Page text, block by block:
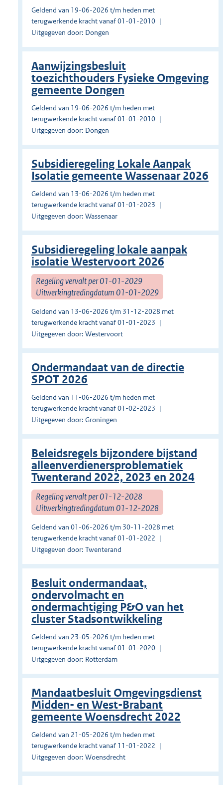
Geldend van 19-06-2026 t/m heden met
terugwerkende kracht vanaf 01-01-2010
Uitgegeven door: Dongen
Aanwijzingsbesluit
toezichthouders Fysieke Omgeving
gemeente Dongen
Geldend van 19-06-2026 t/m heden met
terugwerkende kracht vanaf 01-01-2010
Uitgegeven door: Dongen
Subsidieregeling Lokale Aanpak
Isolatie gemeente Wassenaar 2026
Geldend van 13-06-2026 t/m heden met
terugwerkende kracht vanaf 01-01-2023
Uitgegeven door: Wassenaar
Subsidieregeling lokale aanpak
isolatie Westervoort 2026
Regeling vervalt per 01-01-2029
Uitwerkingtredingdatum 01-01-2029
Geldend van 13-06-2026 t/m 31-12-2028 met
terugwerkende kracht vanaf 01-01-2023
Uitgegeven door: Westervoort
Ondermandaat van de directie
SPOT 2026
Geldend van 11-06-2026 t/m heden met
terugwerkende kracht vanaf 01-02-2023
Uitgegeven door: Groningen
Beleidsregels bijzondere bijstand
alleenverdienersproblematiek
Twenterand 2022, 2023 en 2024
Regeling vervalt per 01-12-2028
Uitwerkingtredingdatum 01-12-2028
Geldend van 01-06-2026 t/m 30-11-2028 met
terugwerkende kracht vanaf 01-01-2022
Uitgegeven door: Twenterand
Besluit ondermandaat,
ondervolmacht en
ondermachtiging P&O van het
cluster Stadsontwikkeling
Geldend van 23-05-2026 t/m heden met
terugwerkende kracht vanaf 01-01-2020
Uitgegeven door: Rotterdam
Mandaatbesluit Omgevingsdienst
Midden- en West-Brabant
gemeente Woensdrecht 2022
Geldend van 21-05-2026 t/m heden met
terugwerkende kracht vanaf 11-01-2022
Uitgegeven door: Woensdrecht